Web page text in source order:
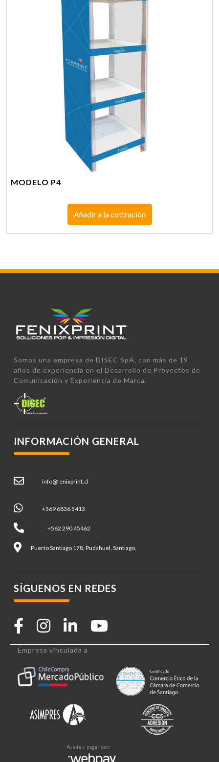
MODELO P4
Añadir a la cotización
Somos una empresa de DISEC SpA, con más de 19
años de experiencia en el Desarrollo de Proyectos de
Comunicación y Experiencia de Marca.
INFORMACIÓN GENERAL
info@fenixprint.cl
+569 6836 5413
+562 290 45462
Puerto Santiago 178, Pudahuel, Santiago.
SÍGUENOS EN REDES
Empresa vinculada a
Puedes pagar con: